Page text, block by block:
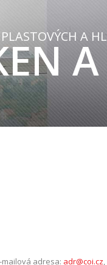
A
adresa: adr@coi.cz